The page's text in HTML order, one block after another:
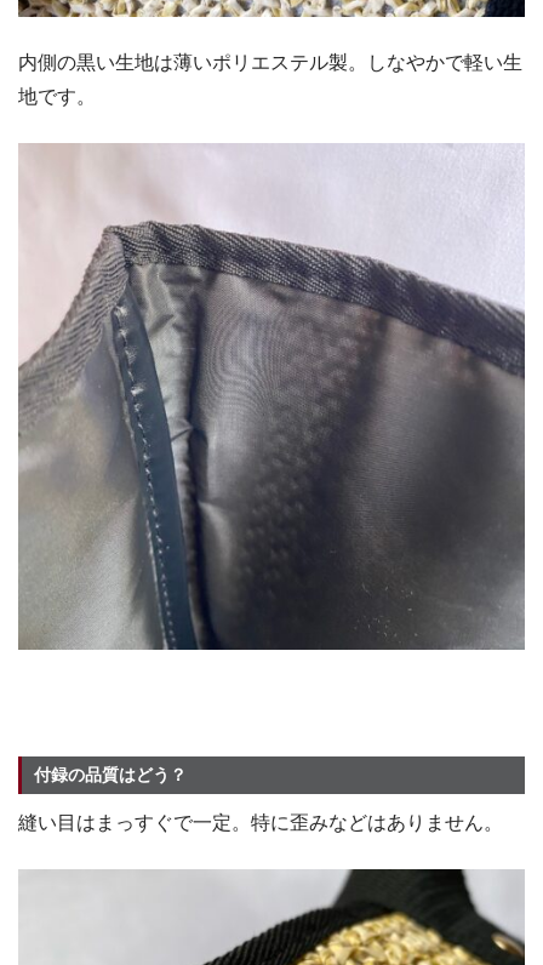
内側の黒い生地は薄いポリエステル製。しなやかで軽い生
地です。
付録の品質はどう？
縫い目はまっすぐで一定。特に歪みなどはありません。